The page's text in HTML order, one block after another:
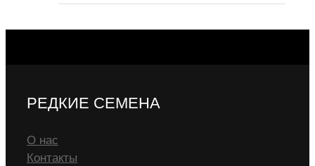
РЕДКИЕ СЕМЕНА
О нас
Контакты